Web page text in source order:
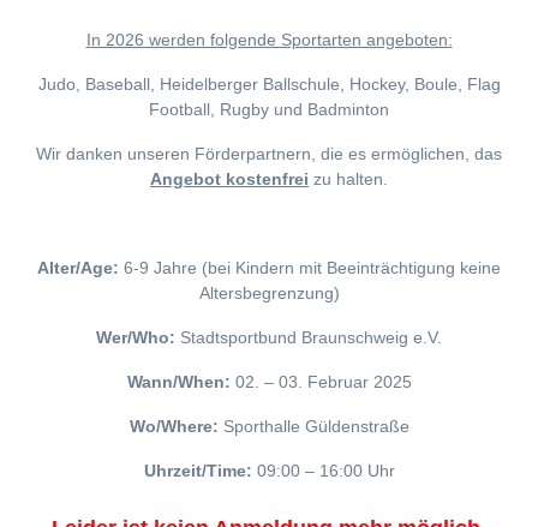
In 2026 werden folgende Sportarten angeboten:
Judo, Baseball, Heidelberger Ballschule, Hockey, Boule, Flag
Football, Rugby und Badminton
Wir danken unseren Förderpartnern, die es ermöglichen, das
Angebot kostenfrei zu halten.
Alter/Age: 6-9 Jahre (bei Kindern mit Beeinträchtigung keine
Altersbegrenzung)
Wer/Who: Stadtsportbund Braunschweig e.V.
Wann/When: 02. – 03. Februar 2025
Wo/Where: Sporthalle Güldenstraße
Uhrzeit/Time: 09:00 – 16:00 Uhr